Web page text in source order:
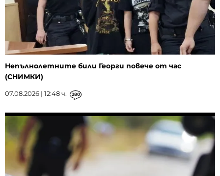
Непълнолетните били Георги повече от час
(СНИМКИ)
07.08.2026 | 12:48 ч. 280